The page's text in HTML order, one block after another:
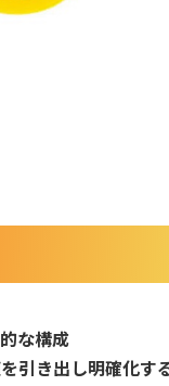
な構成
引き出し明確化す